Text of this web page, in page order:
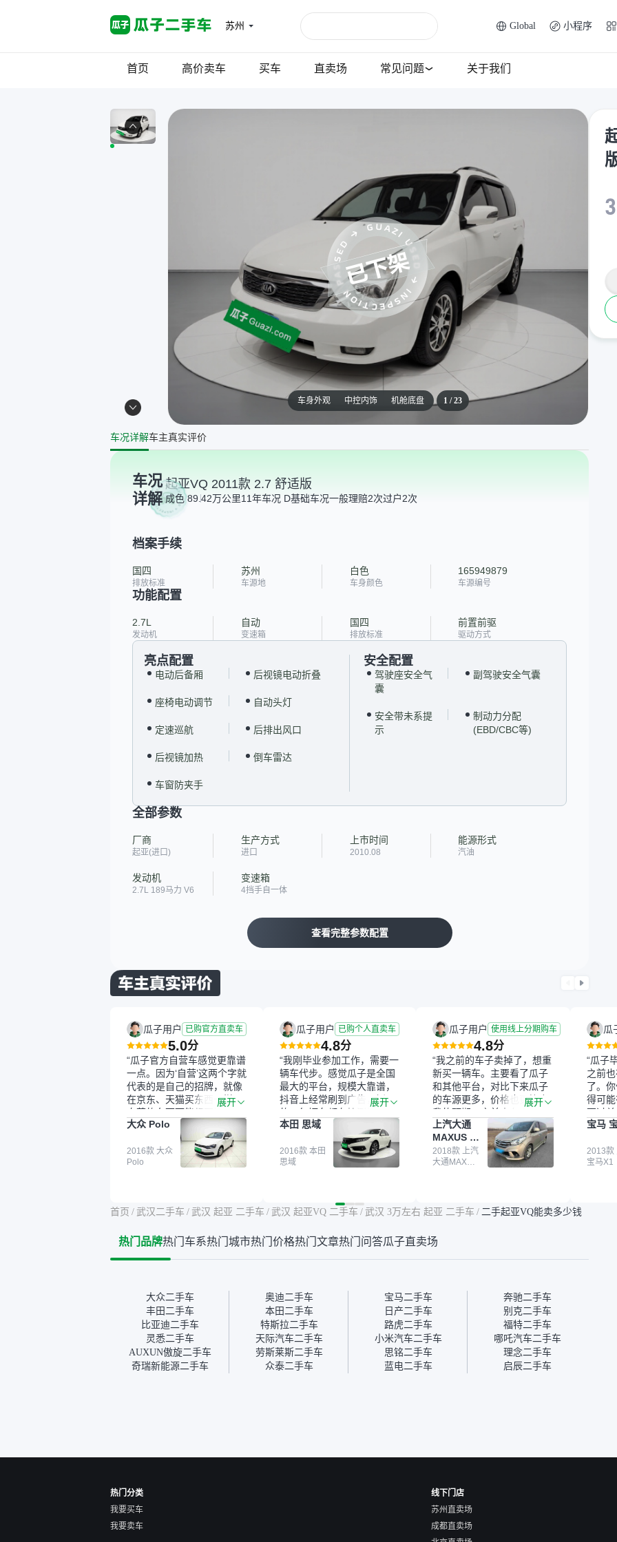
苏州 Global 小程序
首页 高价卖车 买车 直卖场 常见问题 关于我们
车身外观 中控内饰 机舱底盘 1/23
车况详解车主真实评价
车况
详解
起亚VQ 2011款 2.7 舒适版
成色 89.42万公里11年车况 D基础车况一般理赔2次过户2次
档案手续
国四
排放标准
苏州
车源地
白色
车身颜色
165949879
车源编号
功能配置
2.7L
发动机
自动
变速箱
国四
排放标准
前置前驱
驱动方式
亮点配置
电动后备厢 后视镜电动折叠
座椅电动调节 自动头灯
定速巡航 后排出风口
后视镜加热 倒车雷达
车窗防夹手
安全配置
驾驶座安全气
囊
副驾驶安全气囊
安全带未系提
示
制动力分配
(EBD/CBC等)
全部参数
厂商
起亚(进口)
生产方式
进口
上市时间
2010.08
能源形式
汽油
发动机
2.7L 189马力 V6
变速箱
4挡手自一体
查看完整参数配置
瓜子用户 已购官方直卖车
5.0分
“瓜子官方自营车感觉更靠谱
一点。因为‘自营’这两个字就
代表的是自己的招牌，就像
在京东、天猫买东西一样，
自营的东西可能都要好一
点。就是这种刻板印象吧。
一开始买二手车的时候，我
确实有担心过事故车、泡水
车这些问题。瓜子的检测报
况。我拿到你们的信息之
些报告查询（用了其他平
台），同时也找了朋友帮忙
没问题。购车流程挺快的，
我第一天看车，第二天你们
就约我到店，我第三天去提
的车。去之前我提前跟交接
人员说好，到了之后要当着
我的面再做一次复检，你们
也安排了师傅，服务可以，
展开
大众 Polo
2016款 大众
Polo
瓜子用户 已购个人直卖车
4.8分
“我刚毕业参加工作，需要一
辆车代步。感觉瓜子是全国
最大的平台，规模大靠谱，
抖音上经常刷到广告，挺火
的。每辆车都有检测报告，
这个让我很放心。去外面买
车全凭卖家一张嘴，不敢
买。我买了本田思域，白
色，过户次数少，公里数符
平台，车价贵点也正常，毕
竟有保障。其他平台上很多
敢买。瓜子有检测有售后，
透明。”
展开
本田 思域
2016款 本田
思域
瓜子用户 使用线上分期购车
4.8分
“我之前的车子卖掉了，想重
新买一辆车。主要看了瓜子
和其他平台，对比下来瓜子
的车源更多，价格也更符合
我的预期。之前卖车来过瓜
子，虽然价格没谈成，但
APP一直留着。瓜子毕竟是
大平台，整体印象还好。我
最终买了一台上汽大通，18
期，这一点很便捷，其他平
线上办不了，这是瓜子最核
比线下贵1000-2000元，因
为瓜子有质保，车子出小毛
病维修更有保障。”
展开
上汽大通
MAXUS 大
通G10
2018款 上汽
大通MAXUS
瓜
“瓜子
之前
了。
得可
更过
来再
它的
适。
宝马
2013款
宝马X1
首页 / 武汉二手车 / 武汉 起亚 二手车 / 武汉 起亚VQ 二手车 / 武汉 3万左右 起亚 二手车 / 二手起亚VQ能卖多少钱
热门品牌热门车系热门城市热门价格热门文章热门问答瓜子直卖场
大众二手车 奥迪二手车 宝马二手车
奔驰二手车
丰田二手车
本田二手车 日产二手车
别克二手车
比亚迪二手车
特斯拉二手车 路虎二手车
福特二手车
灵悉二手车
天际汽车二手车 小米汽车二手车
哪吒汽车二手车
AUXUN傲旋二手车
劳斯莱斯二手车 思铭二手车
理念二手车
奇瑞新能源二手车
众泰二手车 蓝电二手车 启辰二手车
热门分类
我要买车
我要卖车
线下门店
苏州直卖场
成都直卖场